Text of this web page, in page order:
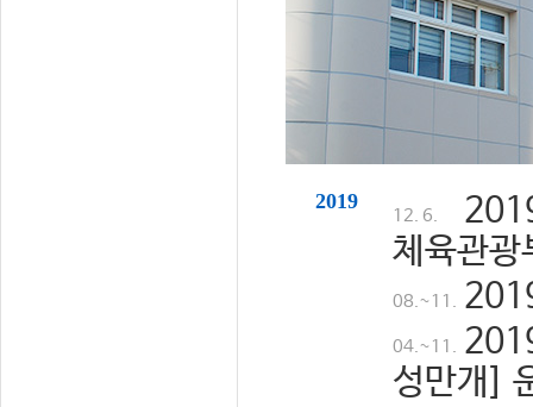
2019
12. 6.
체육관광
08.~11.
04.~11.
성만개]